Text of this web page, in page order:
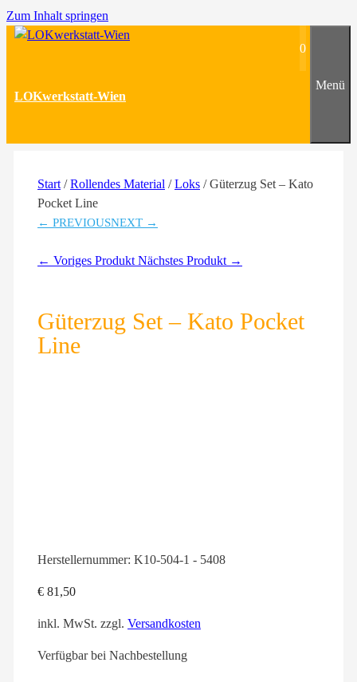
Zum Inhalt springen
LOKwerkstatt-Wien
0
Menü
Start /Rollendes Material /Loks / Güterzug Set – Kato
Pocket Line
← PREVIOUSNEXT →
← Voriges Produkt Nächstes Produkt →
Güterzug Set – Kato Pocket
Line
Herstellernummer: K10-504-1 - 5408
€ 81,50
inkl. MwSt. zzgl. Versandkosten
Verfügbar bei Nachbestellung